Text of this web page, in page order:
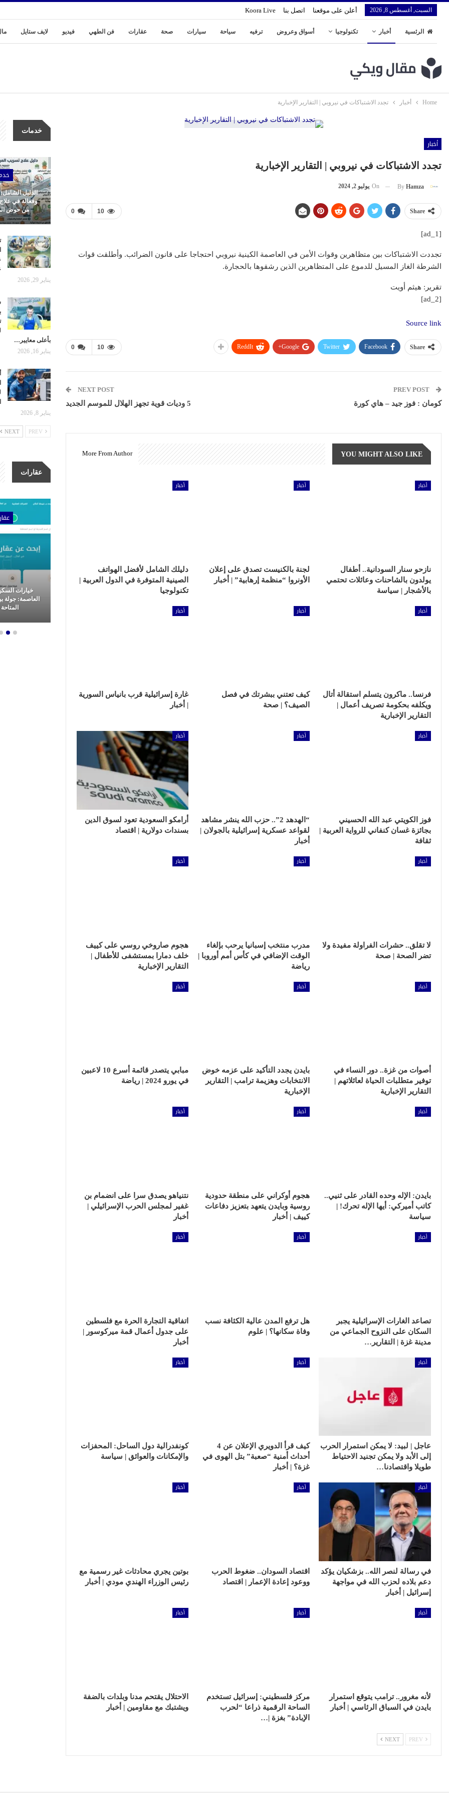
السبت, أغسطس 8, 2026 أعلن على موقعنا اتصل بنا Koora Live
الرئسية أخبار تكنولوجيا أسواق وعروض ترفيه سياحة سيارات صحة عقارات فن الطهي فيديو لايف ستايل
Home أخبار تجدد الاشتباكات في نيروبي | التقارير الإخبارية
أخبار
تجدد الاشتباكات في نيروبي | التقارير الإخبارية
By Hamza
On يوليو 2, 2024
0 10 Share
[ad_1]
تجددت الاشتباكات بين متظاهرين وقوات الأمن في العاصمة الكينية نيروبي احتجاجا على قانون الضرائب. وأطلقت قوات
الشرطة الغاز المسيل للدموع على المتظاهرين الذين رشقوها بالحجارة.
تقرير: هيثم أويت
[ad_2]
Source link
0 10 Share
Facebook
Twitter
Google+
ReddIt
كومان : فوز جيد – هاي كورة
NEXT POST
5 وديات قوية تجهز الهلال للموسم الجديد
YOU MIGHT ALSO LIKE
More From Author
أخبار
نازحو سنار السودانية.. أطفال
يولدون بالشاحنات وعائلات تحتمي
بالأشجار | سياسة
أخبار
لجنة بالكنيست تصدق على إعلان
الأونروا “منظمة إرهابية” | أخبار
أخبار
دليلك الشامل لأفضل الهواتف
الصينية المتوفرة في الدول العربية |
تكنولوجيا
أخبار
فرنسا.. ماكرون يتسلم استقالة أتال
ويكلفه بحكومة تصريف أعمال |
التقارير الإخبارية
أخبار
كيف تعتني ببشرتك في فصل
الصيف؟ | صحة
أخبار
غارة إسرائيلية قرب بانياس السورية
| أخبار
أخبار
فوز الكويتي عبد الله الحسيني
بجائزة غسان كنفاني للرواية العربية |
ثقافة
أخبار
“الهدهد 2”.. حزب الله ينشر مشاهد
لقواعد عسكرية إسرائيلية بالجولان |
أخبار
أخبار
أرامكو السعودية تعود لسوق الدين
بسندات دولارية | اقتصاد
أخبار
لا تقلق.. حشرات الفراولة مفيدة ولا
تضر الصحة | صحة
أخبار
مدرب منتخب إسبانيا يرحب بإلغاء
الوقت الإضافي في كأس أمم أوروبا |
رياضة
أخبار
هجوم صاروخي روسي على كييف
خلف دمارا بمستشفى للأطفال |
التقارير الإخبارية
أخبار
أصوات من غزة.. دور النساء في
توفير متطلبات الحياة لعائلاتهم |
التقارير الإخبارية
أخبار
بايدن يجدد التأكيد على عزمه خوض
الانتخابات وهزيمة ترامب | التقارير
الإخبارية
أخبار
مبابي يتصدر قائمة أسرع 10 لاعبين
في يورو 2024 | رياضة
أخبار
بايدن: الإله وحده القادر على ثنيي..
كاتب أميركي: أيها الإله تحرك! |
سياسة
أخبار
هجوم أوكراني على منطقة حدودية
روسية وبايدن يتعهد بتعزيز دفاعات
كييف | أخبار
أخبار
نتنياهو يصدق سرا على انضمام بن
غفير لمجلس الحرب الإسرائيلي |
أخبار
أخبار
تصاعد الغارات الإسرائيلية يجبر
السكان على النزوح الجماعي من
مدينة غزة | التقارير…
أخبار
هل ترفع المدن عالية الكثافة نسب
وفاة سكانها؟ | علوم
أخبار
اتفاقية التجارة الحرة مع فلسطين
على جدول أعمال قمة ميركوسور |
أخبار
أخبار
عاجل | لبيد: لا يمكن استمرار الحرب
إلى الأبد ولا يمكن تجنيد الاحتياط
طويلا واقتصادنا…
أخبار
كيف قرأ الدويري الإعلان عن 4
أحداث أمنية “صعبة” بتل الهوى في
غزة؟ | أخبار
أخبار
كونفدرالية دول الساحل: المحفزات
والإمكانات والعوائق | سياسة
أخبار
في رسالة لنصر الله.. بزشكيان يؤكد
دعم بلاده لحزب الله في مواجهة
إسرائيل | أخبار
أخبار
اقتصاد السودان.. ضغوط الحرب
ووعود إعادة الإعمار | اقتصاد
أخبار
بوتين يجري محادثات غير رسمية مع
رئيس الوزراء الهندي مودي | أخبار
أخبار
لأنه مغرور.. ترامب يتوقع استمرار
بايدن في السباق الرئاسي | أخبار
أخبار
مركز فلسطيني: إسرائيل تستخدم
الساحة الرقمية ذراعا “لحرب
الإبادة” بغزة |…
أخبار
الاحتلال يقتحم مدنا وبلدات بالضفة
ويشتبك مع مقاومين | أخبار
NEXT
خدمات
الدليل
وفعالة في
من حوض
يناير 29, 2026
بأعلى معايير…
يناير 16, 2026
يناير 8, 2026
NEXT
عقارات
خيارات
العاصمة: جولة
المتاحة